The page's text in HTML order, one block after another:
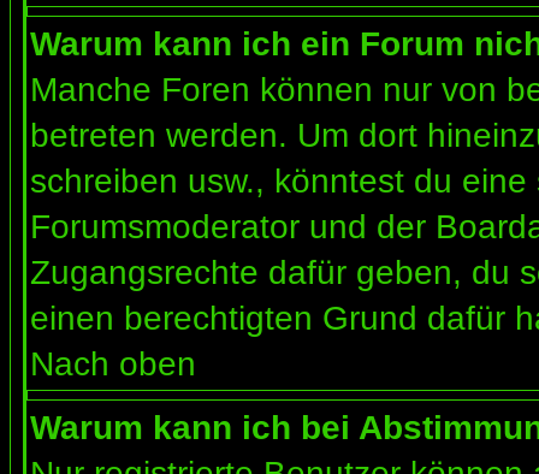
Warum kann ich ein Forum
Manche Foren können nur von
betreten werden. Um dort
schreiben usw., könntest du
Forumsmoderator und der
Zugangsrechte dafür geben, du
einen berechtigten Grund dafür
Nach oben
Warum kann ich bei